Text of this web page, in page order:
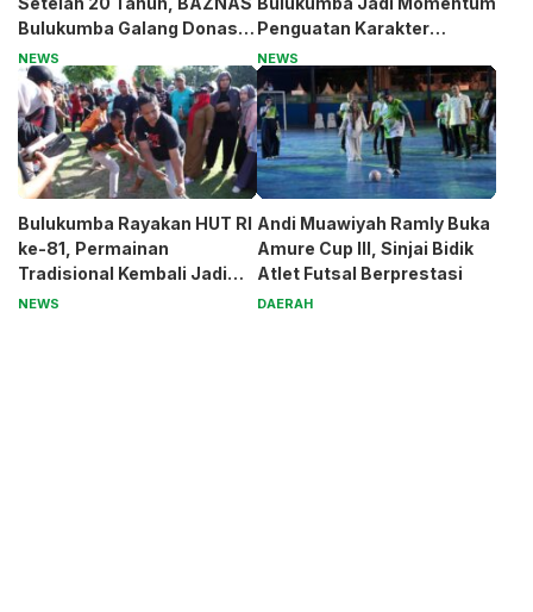
Bulukumba Galang Donasi
untuk Pak Pardi
NEWS
Penguatan Karakter
Generasi Muda
NEWS
Bulukumba Rayakan HUT RI
ke-81, Permainan
Tradisional Kembali Jadi
Magnet
NEWS
Andi Muawiyah Ramly Buka
Amure Cup III, Sinjai Bidik
Atlet Futsal Berprestasi
DAERAH